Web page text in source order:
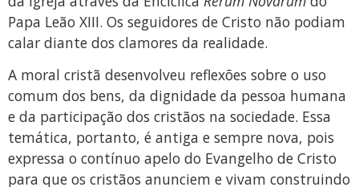
Papa Leão XIII. Os seguidores de Cristo não podiam
calar diante dos clamores da realidade.
A moral cristã desenvolveu reflexões sobre o uso
comum dos bens, da dignidade da pessoa humana
e da participação dos cristãos na sociedade. Essa
temática, portanto, é antiga e sempre nova, pois
expressa o contínuo apelo do Evangelho de Cristo
para que os cristãos anunciem e vivam construindo